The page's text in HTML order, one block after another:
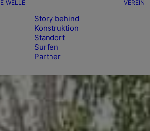
WELLE
Story behind
Konstruktion
Standort
Surfen
Partner
VEREIN